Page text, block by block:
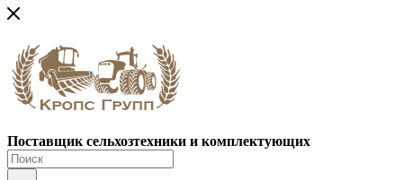
Поставщик сельхозтехники и комплектующих